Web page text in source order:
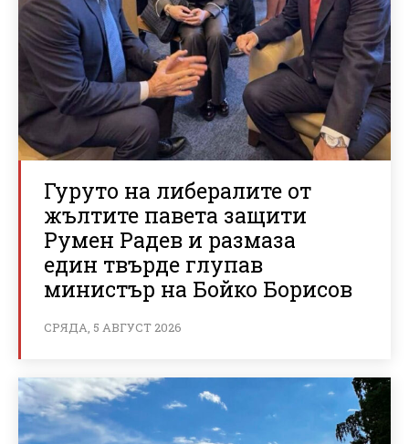
Гуруто на либералите от
жълтите павета защити
Румен Радев и размаза
един твърде глупав
министър на Бойко Борисов
СРЯДА, 5 АВГУСТ 2026